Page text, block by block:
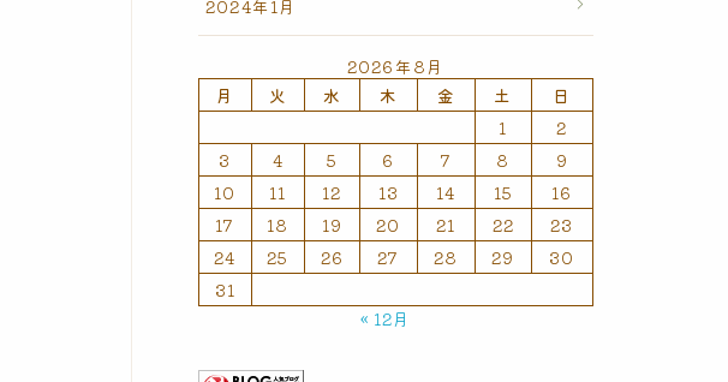
2024年1月
2026年8月
月
火 水 木 金 土
日
1
2
3
4 5 6 7 8
9
10
11 12 13 14 15
16
17
18 19 20 21 22
23
24
25 26 27 28 29
30
31
« 12月